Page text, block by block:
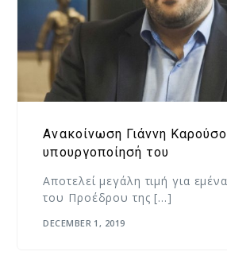
Ανακοίνωση Γιάννη
υπουργοποίησή του
Αποτελεί μεγάλη τιμή για
του Προέδρου της […]
DECEMBER 1, 2019